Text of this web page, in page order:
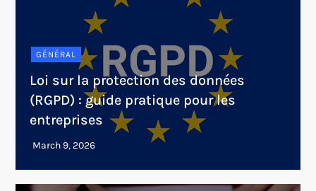
GÉNÉRAL
Loi sur la protection des données
(RGPD) : guide pratique pour les
entreprises